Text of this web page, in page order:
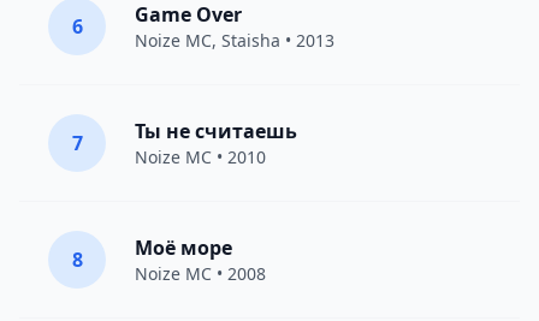
6 Game Over
Noize MC, Staisha • 2013
7 Ты не считаешь
Noize MC • 2010
8 Моё море
Noize MC • 2008